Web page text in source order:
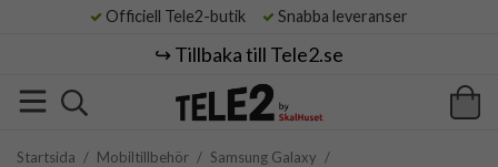
Officiell Tele2-butik Snabba leveranser
↪️ Tillbaka till Tele2.se
Startsida / Mobiltillbehör / Samsung Galaxy /